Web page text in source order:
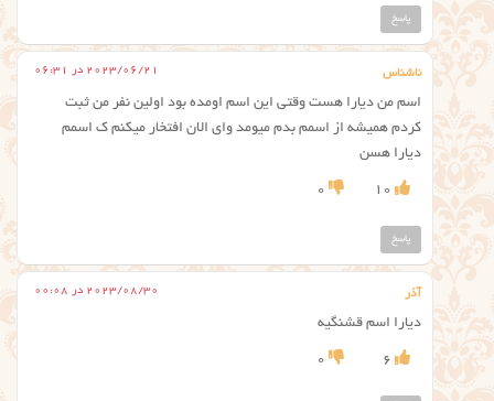
پاسخ
ناشناس 2023/06/21 در 06:31
اسم من دیارا هست وقتی این اسم اومده بود اولین نفر من ثبت
کردم همیشه از اسمم بدم میومد وای الان افتخار میکنم ک اسمم
دیارا هسن
10
0
پاسخ
آذر 2023/08/30 در 00:08
دیارا اسم قشنگیه
6
0